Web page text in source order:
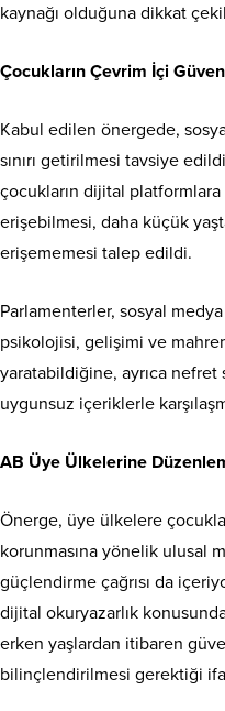
kaynağı olduğuna dikkat
Çocukların Çevrim İçi
Kabul edilen önergede,
sınırı getirilmesi tavsiye
çocukların dijital
erişebilmesi, daha küçük
erişememesi talep edildi.
Parlamenterler, sosyal
psikolojisi, gelişimi ve
yaratabildiğine, ayrıca nefret
uygunsuz içeriklerle
AB Üye Ülkelerine
Önerge, üye ülkelere
korunmasına yönelik ulusal
güçlendirme çağrısı da
dijital okuryazarlık
erken yaşlardan itibaren
bilinçlendirilmesi gerektiği